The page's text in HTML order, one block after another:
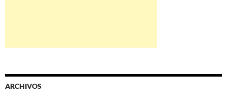
ARCHIVOS